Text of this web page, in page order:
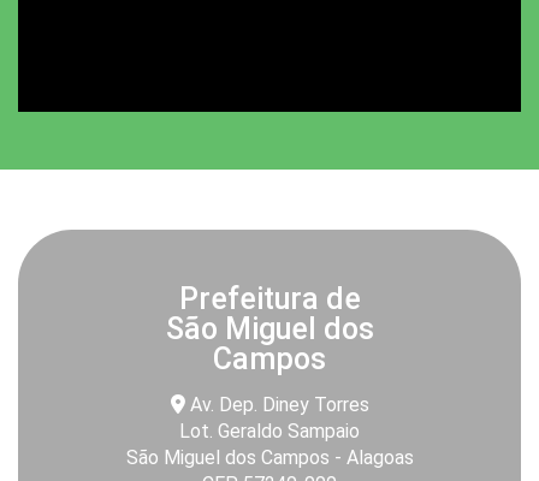
Prefeitura de
São Miguel dos
Campos
Av. Dep. Diney Torres
Lot. Geraldo Sampaio
São Miguel dos Campos - Alagoas